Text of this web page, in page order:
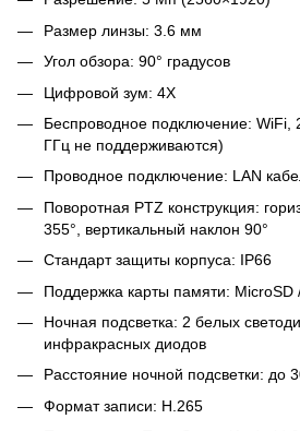
Размер линзы: 3.6 мм
Угол обзора: 90° градусов
Цифровой зум: 4X
Беспроводное подключение: WiFi,
ГГц не поддерживаются)
Проводное подключение: LAN
Поворотная PTZ конструкция:
355°, вертикальный наклон 90°
Стандарт защиты корпуса: IP66
Поддержка карты памяти: MicroSD
Ночная подсветка: 2 белых
инфракрасных диодов
Расстояние ночной подсветки: до
Формат записи: H.265